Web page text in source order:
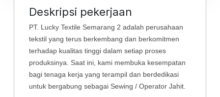
Deskripsi pekerjaan
PT. Lucky Textile Semarang 2 adalah perusahaan
tekstil yang terus berkembang dan berkomitmen
terhadap kualitas tinggi dalam setiap proses
produksinya. Saat ini, kami membuka kesempatan
bagi tenaga kerja yang terampil dan berdedikasi
untuk bergabung sebagai Sewing / Operator Jahit.